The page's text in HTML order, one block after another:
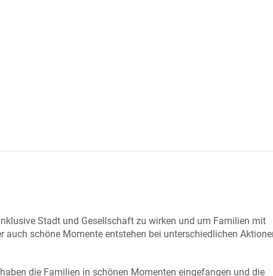
Stadt und Gesellschaft zu wirken und um Familien mit
auch schöne Momente entstehen bei unterschiedlichen
die Familien in schönen Momenten eingefangen und die